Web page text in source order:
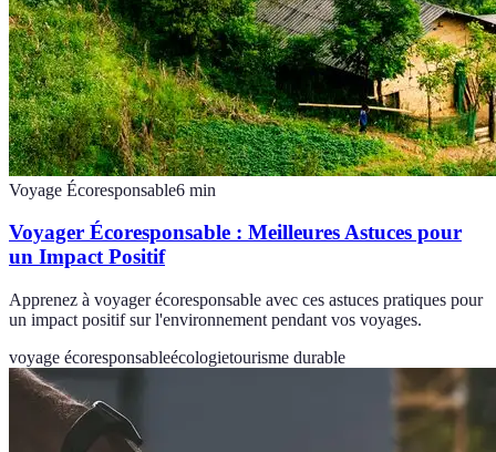
Voyage Écoresponsable6 min
Voyager Écoresponsable : Meilleures Astuces pour
un Impact Positif
Apprenez à voyager écoresponsable avec ces astuces pratiques pour
un impact positif sur l'environnement pendant vos voyages.
voyage écoresponsableécologietourisme durable